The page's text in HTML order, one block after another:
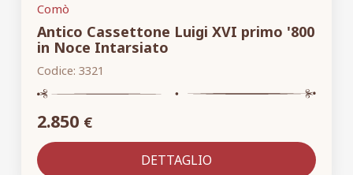
Comò
Antico Cassettone Luigi XVI primo '800
in Noce Intarsiato
Codice: 3321
2.850 €
DETTAGLIO